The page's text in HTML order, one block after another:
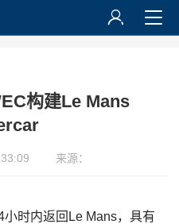
构建Le Mans
来源：
时内返回Le Mans，具有